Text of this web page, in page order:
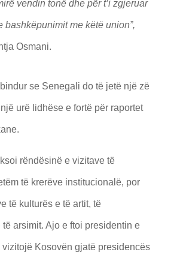
vendin tonë dhe për t’i zgjeruar
bashkëpunimit me këtë union”,
Osmani.
se Senegali do të jetë një zë
urë lidhëse e fortë për raportet
rëndësinë e vizitave të
të krerëve institucionalë, por
të kulturës e të artit, të
arsimit. Ajo e ftoi presidentin e
vizitojë Kosovën gjatë presidencës